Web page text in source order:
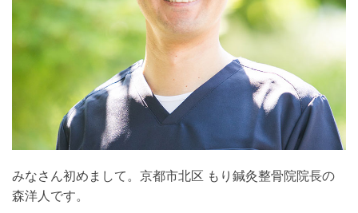
みなさん初めまして。京都市北区 もり鍼灸整骨院院長の
森洋人です。